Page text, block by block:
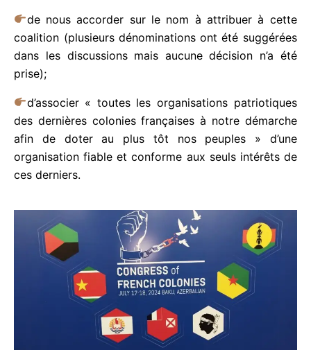
de nous accorder sur le nom à attribuer à cette
coalition (plusieurs dénominations ont été
suggérées dans les discussions mais aucune
décision n’a été prise);
d’associer « toutes les organisations patriotiques
des dernières colonies françaises à notre démarche
afin de doter au plus tôt nos peuples » d’une
organisation fiable et conforme aux seuls intérêts
de ces derniers.